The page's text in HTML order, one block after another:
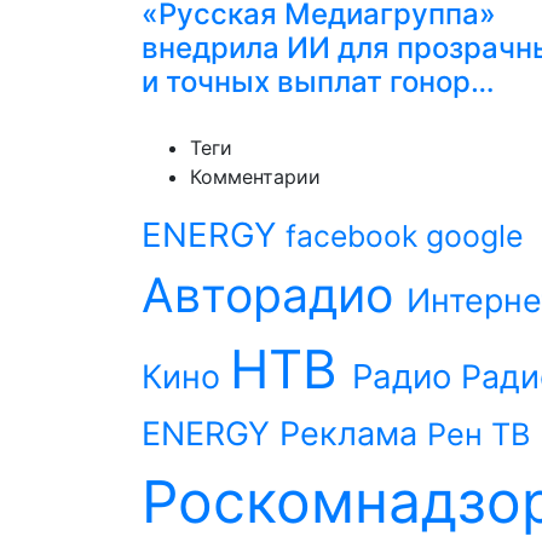
«Русская Медиагруппа»
внедрила ИИ для
и точных выплат гонор…
Теги
Комментарии
ENERGY facebook google
Авторадио
Кино НТВ Радио
ENERGY Реклама Рен ТВ